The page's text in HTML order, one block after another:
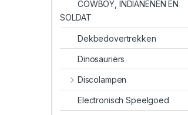
COWBOY, INDIANENEN EN
SOLDAT
Dekbedovertrekken
Dinosauriërs
Discolampen
Electronisch Speelgoed